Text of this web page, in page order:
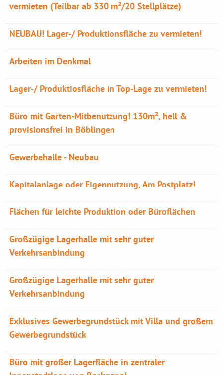
vermieten (Teilbar ab 330 m²/20 Stellplätze)
NEUBAU! Lager-/ Produktionsfläche zu vermieten!
Arbeiten im Denkmal
Lager-/ Produktiosfläche in Top-Lage zu vermieten!
Büro mit Garten-Mitbenutzung! 130m², hell &
provisionsfrei in Böblingen
Gewerbehalle - Neubau
Kapitalanlage oder Eigennutzung, Am Postplatz!
Flächen für leichte Produktion oder Büroflächen
Großzügige Lagerhalle mit sehr guter
Verkehrsanbindung
Großzügige Lagerhalle mit sehr guter
Verkehrsanbindung
Exklusives Gewerbegrundstück mit Villa und großem
Gewerbegrundstück
Büro mit großer Lagerfläche in zentraler